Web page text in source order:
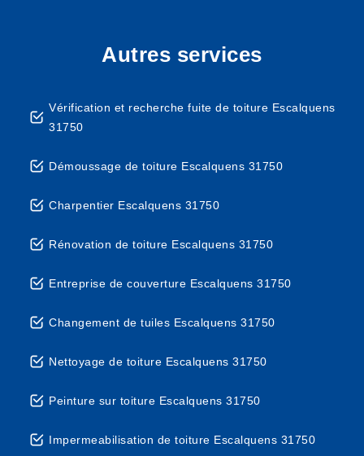
Autres services
Vérification et recherche fuite de toiture Escalquens
31750
Démoussage de toiture Escalquens 31750
Charpentier Escalquens 31750
Rénovation de toiture Escalquens 31750
Entreprise de couverture Escalquens 31750
Changement de tuiles Escalquens 31750
Nettoyage de toiture Escalquens 31750
Peinture sur toiture Escalquens 31750
Impermeabilisation de toiture Escalquens 31750